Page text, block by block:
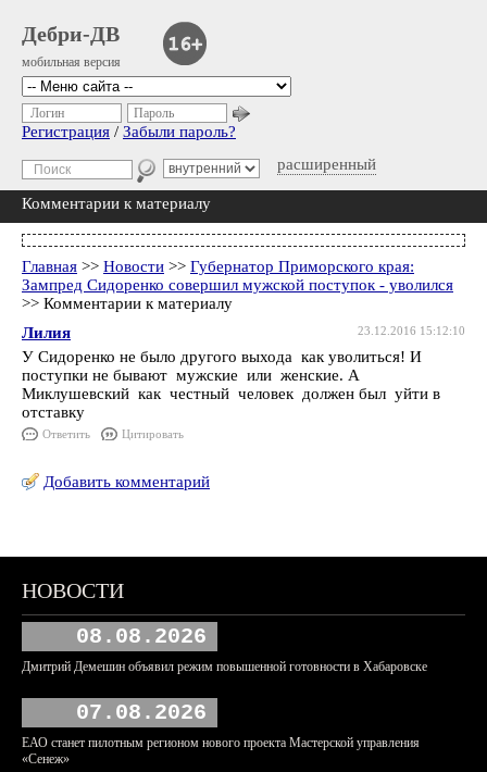
Дебри-ДВ
мобильная версия
расширенный
Логин Пароль
Регистрация / Забыли пароль?
Комментарии к материалу
Главная >> Новости >> Губернатор Приморского края:
Зампред Сидоренко совершил мужской поступок - уволился
>> Комментарии к материалу
23.12.2016 15:12:10
Лилия
У Сидоренко не было другого выхода как уволиться! И
поступки не бывают мужские или женские. А
Миклушевский как честный человек должен был уйти в
отставку
Ответить Цитировать
Добавить комментарий
НОВОСТИ
08.08.2026
Дмитрий Демешин объявил режим повышенной готовности в Хабаровске
07.08.2026
ЕАО станет пилотным регионом нового проекта Мастерской управления
«Сенеж»